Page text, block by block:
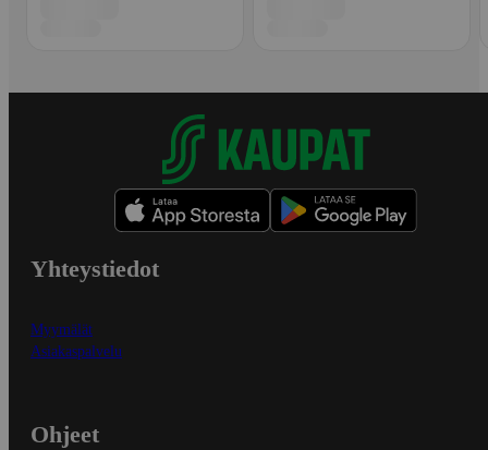
Yhteystiedot
Myymälät
Asiakaspalvelu
Ohjeet